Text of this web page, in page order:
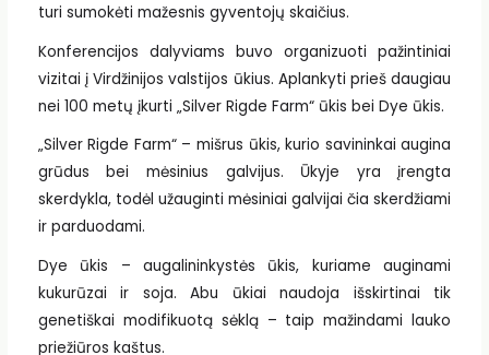
turi sumokėti mažesnis gyventojų skaičius.
Konferencijos dalyviams buvo organizuoti pažintiniai
vizitai į Virdžinijos valstijos ūkius. Aplankyti prieš daugiau
nei 100 metų įkurti „Silver Rigde Farm“ ūkis bei Dye ūkis.
„Silver Rigde Farm“ – mišrus ūkis, kurio savininkai augina
grūdus bei mėsinius galvijus. Ūkyje yra įrengta
skerdykla, todėl užauginti mėsiniai galvijai čia skerdžiami
ir parduodami.
Dye ūkis – augalininkystės ūkis, kuriame auginami
kukurūzai ir soja. Abu ūkiai naudoja išskirtinai tik
genetiškai modifikuotą sėklą – taip mažindami lauko
priežiūros kaštus.